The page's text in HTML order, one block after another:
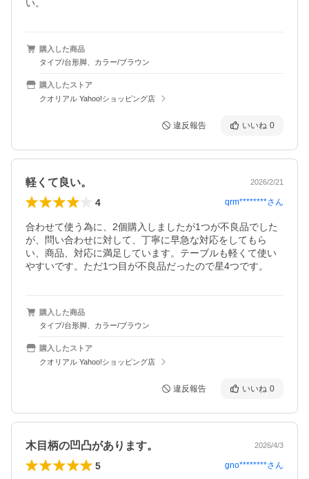
い。
購入した商品
タイプ/台形脚、カラー/ブラウン
購入したストア
クオリアル Yahoo!ショッピング店
違反報告 いいね 0
軽くて良い。 2026/2/21
4 qrm********さん
合わせて使う為に、2個購入しましたが1つが不良品でした
が、問い合わせに対して、丁寧に早急な対応をしてもら
い、商品、対応に満足しています。テーブルも軽くて使い
やすいです。ただ1つ目が不良品だったので星4つです。
購入した商品
タイプ/台形脚、カラー/ブラウン
購入したストア
クオリアル Yahoo!ショッピング店
違反報告 いいね 0
木目柄の凹凸があります。 2026/4/3
5 gno********さん